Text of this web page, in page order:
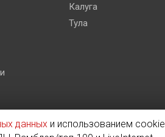
Калуга
Тула
данныхи использованием